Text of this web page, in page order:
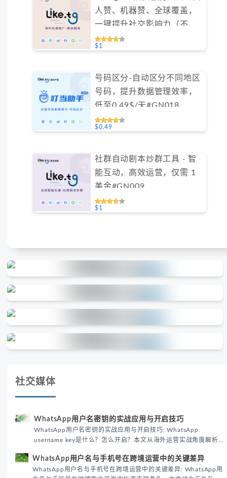
人赞、机器赞、全球覆盖，
一键提升社交影响力（不支
持免费测试）
$1
号码区分-自动区分不同地区
号码，提升数据管理效率，
低至0.49$/天#GN018
$0.49
社群自动剧本炒群工具 - 智
能互动，高效运营，仅需 1
美金#GN009
$1
社交媒体
WhatsApp用户名密钥的实战应用与开启技巧
WhatsApp用户名密钥的实战应用与开启技巧: WhatsApp
username key是什么？怎么开启？本文从海外运营实战角度解析
境团队高效触达目标客户。
WhatsApp用户名与手机号在跨境运营中的关键差异
WhatsApp用户名与手机号在跨境运营中的关键差异: WhatsApp用